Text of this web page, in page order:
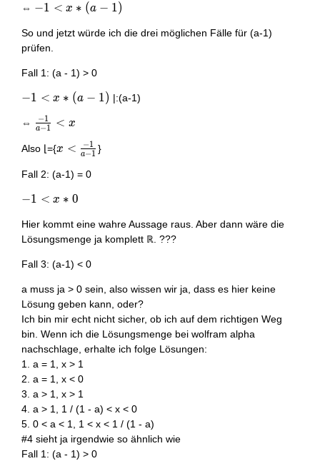
x
+
1
ax
x
⇔ -1
x*
(a-
−1 < x ∗ (a − 1)
So und jetzt würde ich die drei möglichen Fälle für (a-1)
prüfen.
Fall 1: (a - 1) > 0
-1
x*
1)
−1 < x ∗ (a − 1) |:(a-1)
⇔ \frac{-1}
a−1
−1 < x
Also ⌊={x <
{a-1}
x < a−1
−1 }
Fall 2: (a-1) = 0
-1
x
*
−1 < x ∗ 0
Hier kommt eine wahre Aussage raus. Aber dann wäre die
Lösungsmenge ja komplett ℝ. ???
Fall 3: (a-1) < 0
a muss ja > 0 sein, also wissen wir ja, dass es hier keine
Lösung geben kann, oder?
Ich bin mir echt nicht sicher, ob ich auf dem richtigen Weg
bin. Wenn ich die Lösungsmenge bei wolfram alpha
nachschlage, erhalte ich folge Lösungen:
1. a = 1, x > 1
2. a = 1, x < 0
3. a > 1, x > 1
4. a > 1, 1 / (1 - a) < x < 0
5. 0 < a < 1, 1 < x < 1 / (1 - a)
#4 sieht ja irgendwie so ähnlich wie
Fall 1: (a - 1) > 0